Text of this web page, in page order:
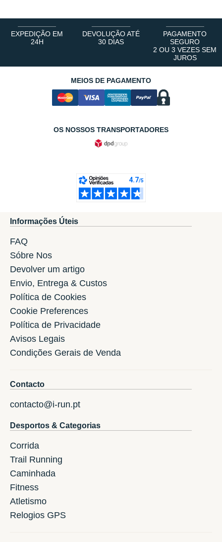
EXPEDIÇÃO EM
24H
DEVOLUÇÃO ATÉ
30 DIAS
PAGAMENTO
SEGURO
2 OU 3 VEZES SEM
JUROS
MEIOS DE PAGAMENTO
OS NOSSOS TRANSPORTADORES
Informações Úteis
FAQ
Sóbre Nos
Devolver um artigo
Envio, Entrega & Custos
Política de Cookies
Cookie Preferences
Política de Privacidade
Avisos Legais
Condições Gerais de Venda
Contacto
contacto@i-run.pt
Desportos & Categorias
Corrida
Trail Running
Caminhada
Fitness
Atletismo
Relogios GPS